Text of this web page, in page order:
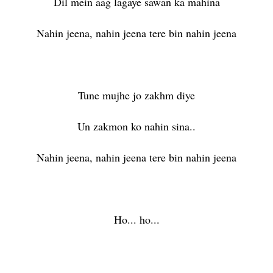
Nahin jeena, nahin jeena tere bin nahin jeena
Tune mujhe jo zakhm diye
Un zakmon ko nahin sina..
Nahin jeena, nahin jeena tere bin nahin jeena
Ho... ho...